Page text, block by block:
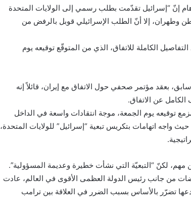
في “القناة 12” يارون أبراهام إنّ “إسرائيل تقدّمت بطلب رسمي إلى الولايات المتحدة
وطهران، إلا أنّ الطلب الإسرائيلي قوبل بالرفض من
الكاملة للاتفاق، الذي من المتوقّع توقيعه يوم
بعقد مؤتمر صحفي حول الاتفاق مع إيران، قائلاً إنه
الكامل عن الاتفاق.
توقيعه يوم الجمعة، موجة انتقادات واسعة في الداخل
واجه اتهامات بتكريس تبعية “إسرائيل” للولايات المتحدة،
لكنّ “التبعيّة التي نشأت خطيرة وعديمة المسؤولية”.
من جانب رئيس الدولة العظمى الأقوى في العالم، عادت
تضرّر بالأساس بسبب الضرر في العلاقة بين ترامب